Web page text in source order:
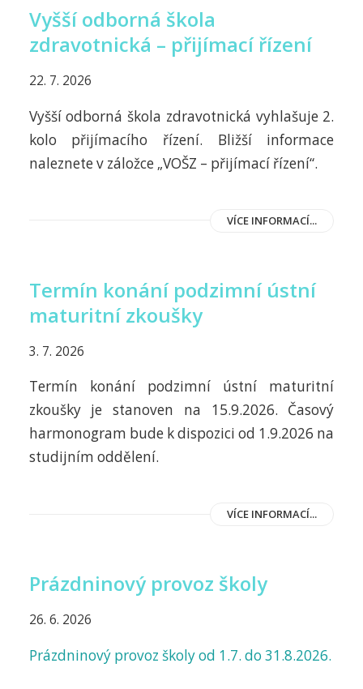
Vyšší odborná škola
zdravotnická – přijímací řízení
22. 7. 2026
Vyšší odborná škola zdravotnická vyhlašuje 2.
kolo přijímacího řízení. Bližší informace
naleznete v záložce „VOŠZ – přijímací řízení“.
VÍCE INFORMACÍ...
Termín konání podzimní ústní
maturitní zkoušky
3. 7. 2026
Termín konání podzimní ústní maturitní
zkoušky je stanoven na 15.9.2026. Časový
harmonogram bude k dispozici od 1.9.2026 na
studijním oddělení.
VÍCE INFORMACÍ...
Prázdninový provoz školy
26. 6. 2026
Prázdninový provoz školy od 1.7. do 31.8.2026.